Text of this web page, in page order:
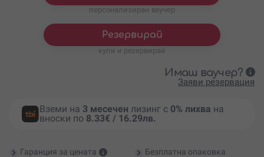
персонализиран ваучер
Резервирай
купи и резервирай
Имаш ваучер?
Заяви резервация
Вземи на 3 месечен лизинг с 0% лихва на
вноски по 8.33€ / 16.29лв.
Гаранция за цената
Безплатна опаковка